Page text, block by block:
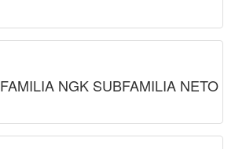
FAMILIA NGK SUBFAMILIA NETO